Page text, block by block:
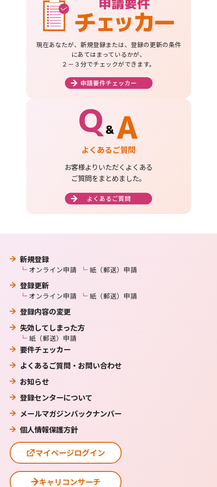
現在あなたが、新規登録または、登録の更新の条件
にあてはまっているかが、
２－３分でチェックができます。
申請要件チェッカー
よくあるご質問
お客様よりいただくよくある
ご質問をまとめました。
よくあるご質問
新規登録
オンライン申請 紙（郵送）申請
登録更新
オンライン申請 紙（郵送）申請
登録内容の変更
失効してしまった方
紙（郵送）申請
要件チェッカー
よくあるご質問・お問い合わせ
お知らせ
登録センターについて
メールマガジンバックナンバー
個人情報保護方針
マイページログイン
キャリコンサーチ